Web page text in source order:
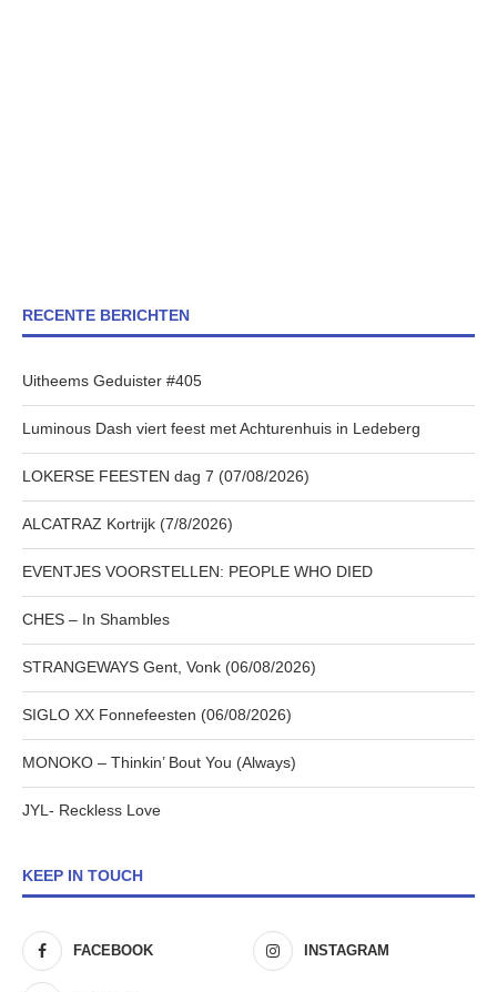
RECENTE BERICHTEN
Uitheems Geduister #405
Luminous Dash viert feest met Achturenhuis in Ledeberg
LOKERSE FEESTEN dag 7 (07/08/2026)
ALCATRAZ Kortrijk (7/8/2026)
EVENTJES VOORSTELLEN: PEOPLE WHO DIED
CHES – In Shambles
STRANGEWAYS Gent, Vonk (06/08/2026)
SIGLO XX Fonnefeesten (06/08/2026)
MONOKO – Thinkin’ Bout You (Always)
JYL- Reckless Love
KEEP IN TOUCH
FACEBOOK INSTAGRAM